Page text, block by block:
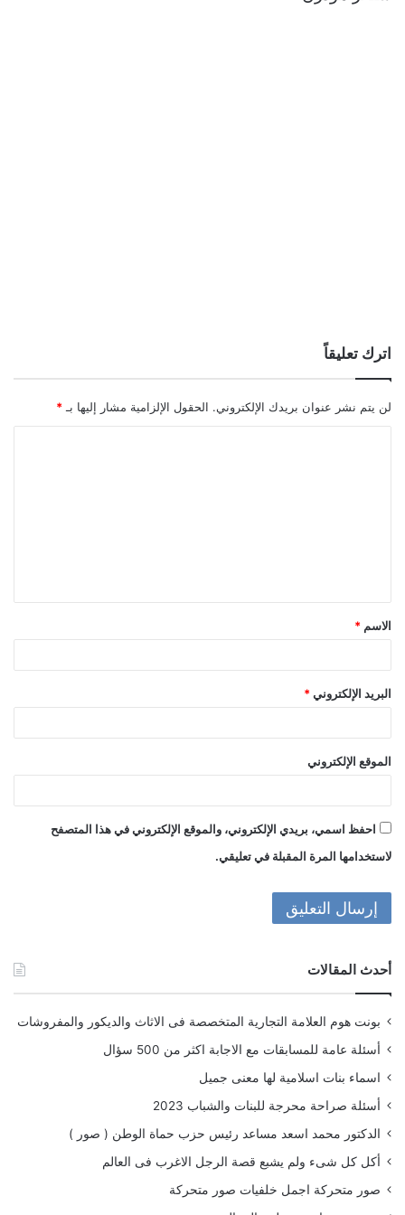
اترك تعليقاً
لن يتم نشر عنوان بريدك الإلكتروني. الحقول الإلزامية مشار إليها بـ *
ق
*
الاسم *
البريد الإلكتروني *
الموقع الإلكتروني
احفظ اسمي، بريدي الإلكتروني، والموقع الإلكتروني في هذا المتصفح
لاستخدامها المرة المقبلة في تعليقي.
أحدث المقالات
بونت هوم العلامة التجارية المتخصصة فى الاثاث والديكور والمفروشات
أسئلة عامة للمسابقات مع الاجابة اكثر من 500 سؤال
اسماء بنات اسلامية لها معنى جميل
أسئلة صراحة محرجة للبنات والشباب 2023
الدكتور محمد اسعد مساعد رئيس حزب حماة الوطن ( صور )
أكل كل شىء ولم يشبع قصة الرجل الاغرب فى العالم
صور متحركة اجمل خلفيات صور متحركة